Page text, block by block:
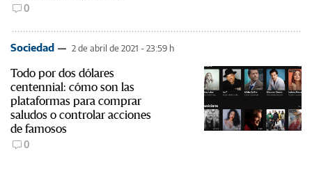
0
Sociedad 2 de abril de 2021 - 23:59 h
Todo por dos dólares
centennial: cómo son las
plataformas para comprar
saludos o controlar acciones
de famosos
0